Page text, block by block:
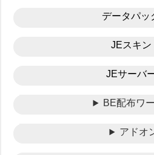
データパッ
JEスキン
JEサーバ
BE配布ワ
アドオ